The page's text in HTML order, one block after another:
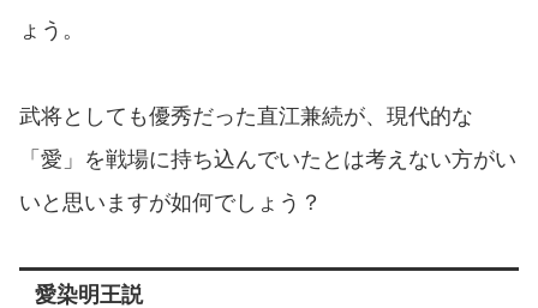
ょう。
武将としても優秀だった直江兼続が、現代的な
「愛」を戦場に持ち込んでいたとは考えない方がい
いと思いますが如何でしょう？
愛染明王説